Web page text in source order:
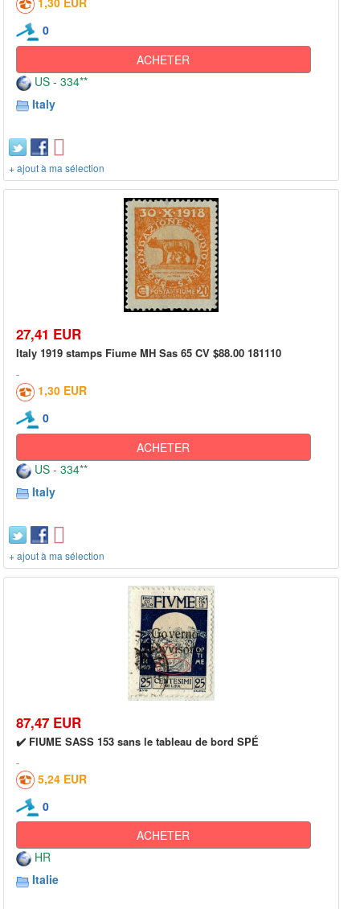
0
ACHETER
US - 334**
Italy
+ ajout à ma sélection
27,41 EUR
Italy 1919 stamps Fiume MH Sas 65 CV $88.00 181110
1,30 EUR
0
ACHETER
US - 334**
Italy
+ ajout à ma sélection
87,47 EUR
✔️ FIUME SASS 153 sans le tableau de bord SPÉ
5,24 EUR
0
ACHETER
HR
Italie